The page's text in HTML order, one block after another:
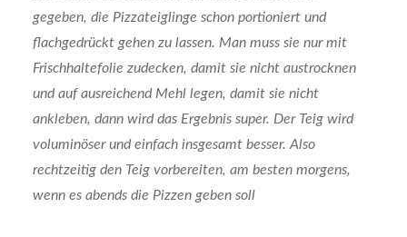
gegeben, die Pizzateiglinge schon portioniert und
flachgedrückt gehen zu lassen. Man muss sie nur mit
Frischhaltefolie zudecken, damit sie nicht austrocknen
und auf ausreichend Mehl legen, damit sie nicht
ankleben, dann wird das Ergebnis super. Der Teig wird
voluminöser und einfach insgesamt besser. Also
rechtzeitig den Teig vorbereiten, am besten morgens,
wenn es abends die Pizzen geben soll